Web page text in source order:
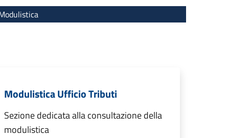
Modulistica Ufficio Tributi
Sezione dedicata alla consultazione della
modulistica